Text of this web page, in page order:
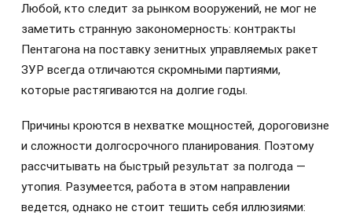
Любой, кто следит за рынком вооружений, не мог не
заметить странную закономерность: контракты
Пентагона на поставку зенитных управляемых ракет
ЗУР всегда отличаются скромными партиями,
которые растягиваются на долгие годы.
Причины кроются в нехватке мощностей, дороговизне
и сложности долгосрочного планирования. Поэтому
рассчитывать на быстрый результат за полгода —
утопия. Разумеется, работа в этом направлении
ведется, однако не стоит тешить себя иллюзиями: